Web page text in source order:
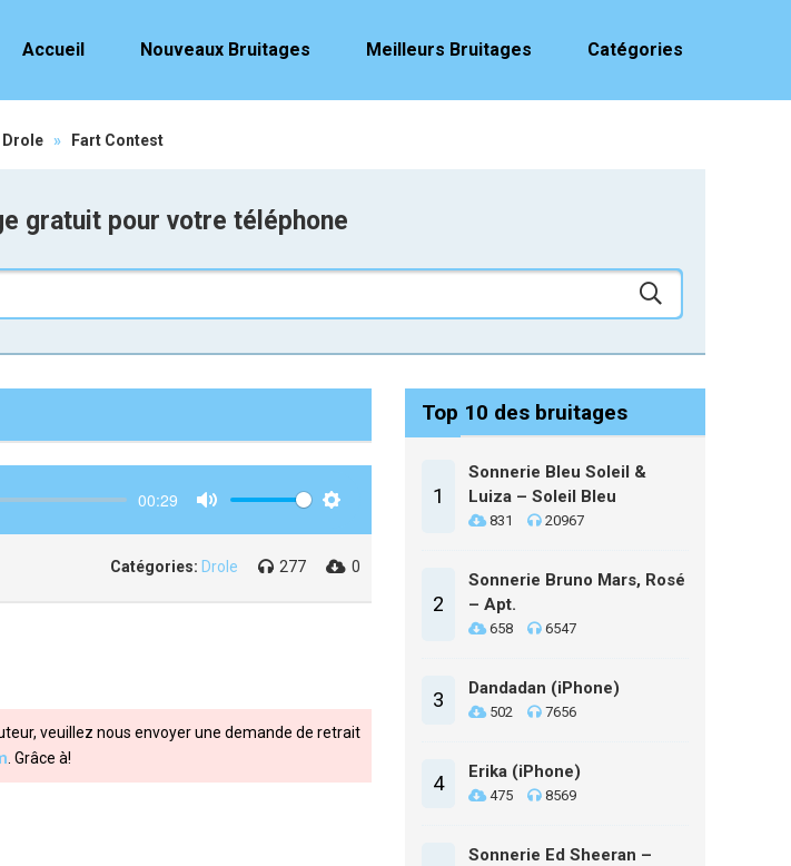
Accueil Nouveaux Bruitages Meilleurs Bruitages Catégories
Drole » Fart Contest
gratuit pour votre téléphone
00:29
Catégories: Drole 277 0
veuillez nous envoyer une demande de retrait
. Grâce à!
Top 10 des bruitages
1
Sonnerie Bleu Soleil &
Luiza – Soleil Bleu
831 20967
2
Sonnerie Bruno Mars, Rosé
– Apt.
658 6547
3 Dandadan (iPhone)
502 7656
4 Erika (iPhone)
475 8569
Sonnerie Ed Sheeran –